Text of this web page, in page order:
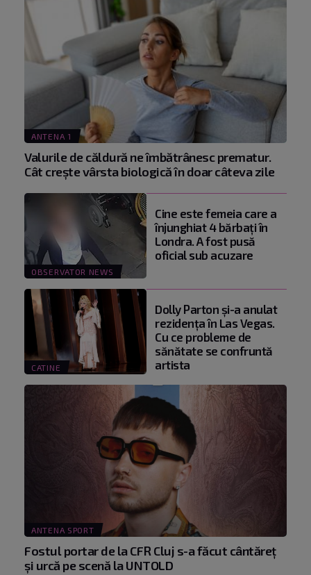
ANTENA 1
Valurile de căldură ne îmbătrânesc prematur.
Cât crește vârsta biologică în doar câteva zile
OBSERVATOR NEWS
Cine este femeia care a
înjunghiat 4 bărbați în
Londra. A fost pusă
oficial sub acuzare
CATINE
Dolly Parton și-a anulat
rezidența în Las Vegas.
Cu ce probleme de
sănătate se confruntă
artista
ANTENA SPORT
Fostul portar de la CFR Cluj s-a făcut cântăreţ
şi urcă pe scenă la UNTOLD